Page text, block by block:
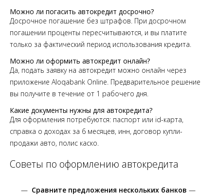
Можно ли погасить автокредит досрочно?
Досрочное погашение без штрафов. При досрочном
погашении проценты пересчитываются, и вы платите
только за фактический период использования кредита.
Можно ли оформить автокредит онлайн?
Да, подать заявку на автокредит можно онлайн через
приложение Aloqabank Online. Предварительное решение
вы получите в течение от 1 рабочего дня.
Какие документы нужны для автокредита?
Для оформления потребуются: паспорт или id-карта,
справка о доходах за 6 месяцев, инн, договор купли-
продажи авто, полис каско.
Советы по оформлению автокредита
Сравните предложения нескольких банков —